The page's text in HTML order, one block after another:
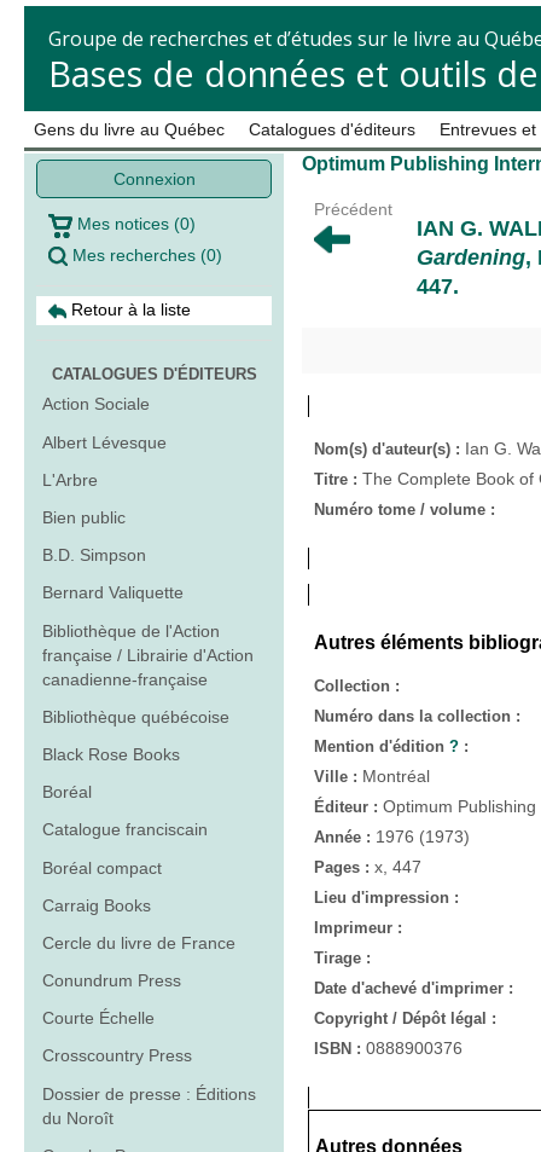
Groupe de recherches et d’études sur le livre au
Bases de données et outils
Gens du livre au Québec Catalogues d'éditeurs Entrevues
Connexion
Mes notices (0)
Mes recherches (0)
Retour à la liste
CATALOGUES D'ÉDITEURS
Action Sociale
Albert Lévesque
L'Arbre
Bien public
B.D. Simpson
Bernard Valiquette
Bibliothèque de l'Action
française / Librairie d'Action
canadienne-française
Bibliothèque québécoise
Black Rose Books
Boréal
Catalogue franciscain
Boréal compact
Carraig Books
Cercle du livre de France
Conundrum Press
Courte Échelle
Crosscountry Press
Dossier de presse : Éditions
du Noroît
Optimum Publishing
Précédent
IAN G.
Gardening,
447.
Nom(s) d'auteur(s) : Ian G.
Titre : The Complete Book
Numéro tome / volume :
Autres éléments
Collection :
Numéro dans la collection :
Mention d'édition ? :
Ville : Montréal
Éditeur : Optimum Publishing
Année : 1976 (1973)
Pages : x, 447
Lieu d'impression :
Imprimeur :
Tirage :
Date d'achevé d'imprimer :
Copyright / Dépôt légal :
ISBN : 0888900376
Autres données